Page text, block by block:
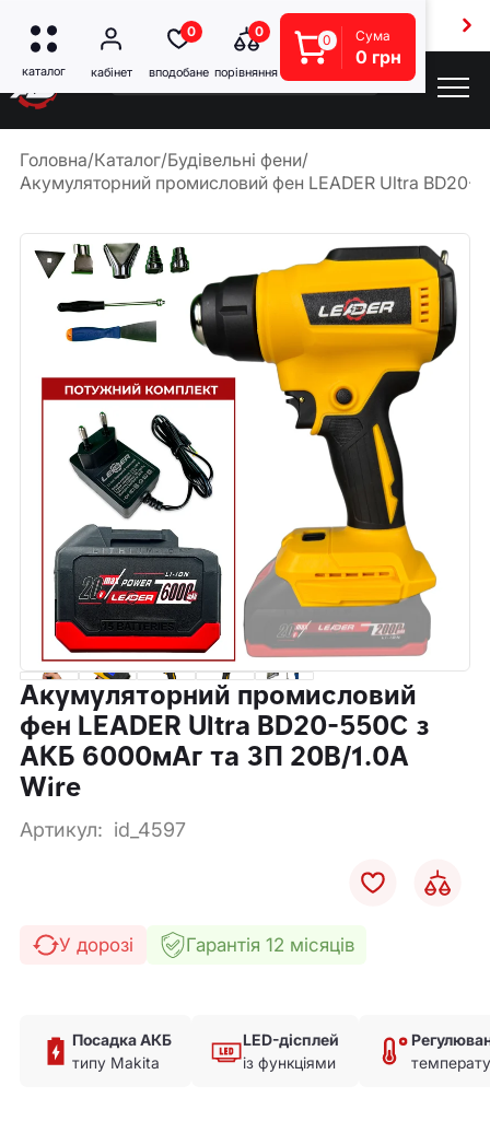
Безкоштовна доставка від 5000 грн
0 0
0 Сума
0 грн
Головна/Каталог/Будівельні фени/
Акумуляторний промисловий фен LEADER Ultra
Акумуляторний промисловий
фен LEADER Ultra BD20-550C з
АКБ 6000мАг та ЗП 20В/1.0А
Wire
Артикул: id_4597
У дорозі Гарантія 12 місяців
Посадка АКБ
типу Makita
LED-дісплей
із функціями